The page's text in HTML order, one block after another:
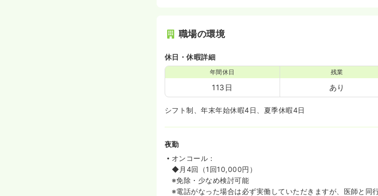
職場の環境
休日・休暇詳細
年間休日
113日
残業
あり
シフト制、年末年始休暇4日、夏季休暇4日
夜勤
オンコール：
◆月4回（1回10,000円）
※免除・少なめ検討可能
※電話がなった場合は必ず実働していただきますが、医師と同